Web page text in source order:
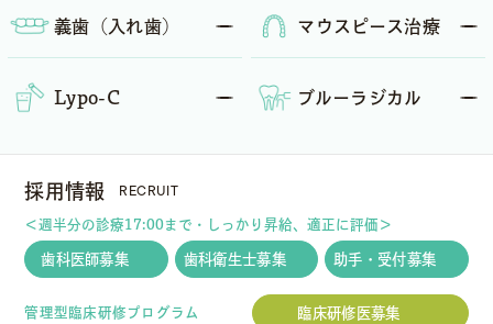
義歯（入れ歯） マウスピース治療
Lypo-C ブルーラジカル
採用情報 RECRUIT
＜週半分の診療17:00まで・しっかり昇給、適正に評価＞
歯科医師募集 歯科衛生士募集 助手・受付募集
管理型臨床研修プログラム 臨床研修医募集